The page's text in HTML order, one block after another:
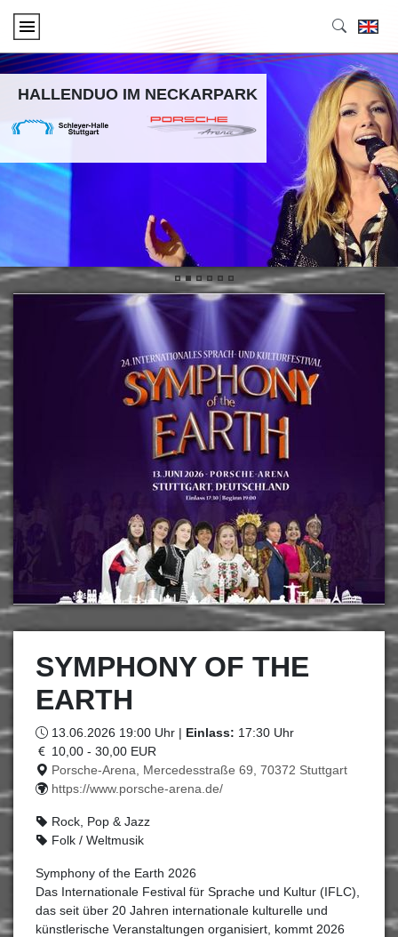
HALLENDUO IM NECKARPARK
• • • • • •
SYMPHONY OF THE
EARTH
13.06.2026 19:00 Uhr | Einlass: 17:30 Uhr
10,00 - 30,00 EUR
Porsche-Arena, Mercedesstraße 69, 70372 Stuttgart
https://www.porsche-arena.de/
Rock, Pop & Jazz
Folk / Weltmusik
Symphony of the Earth 2026
Das Internationale Festival für Sprache und Kultur (IFLC),
das seit über 20 Jahren internationale kulturelle und
künstlerische Veranstaltungen organisiert, kommt 2026